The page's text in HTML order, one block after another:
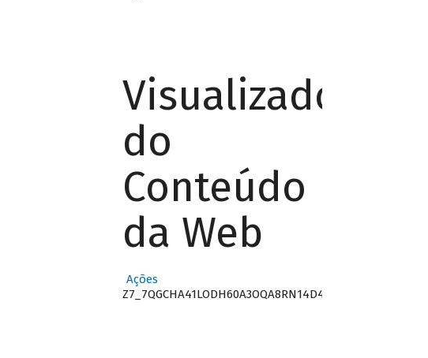
Visualizador
do
Conteúdo
da Web
Ações
Z7_7QGCHA41LODH60A3OQA8RN14D4